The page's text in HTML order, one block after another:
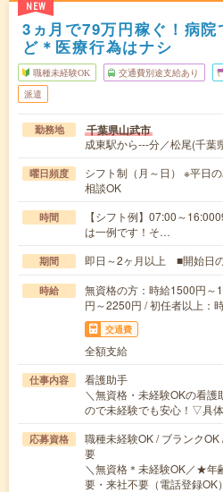
NEW
3ヵ月で79万円稼ぐ！病
ど＊医療行為はナシ
職種未経験OK 交通費別途支給あり
派遣
勤務地 千葉県山武市
成東駅から---分／松尾(千葉
曜日頻度
シフト制（月～日） ※平日
相談OK
時間
【シフト例】07:00～
は一例です！そ…
期間 即日～2ヶ月以上 ■開始日
時給
無資格の方：時給1500円～
円～2250円 / 初任者以上：
交通費
全額支給
仕事内容
看護助手
＼無資格・未経験OKの看
ので未経験でも安心！▽具
応募資格
職種未経験OK / ブランク
要
＼無資格＊未経験OK／★年
要・来社不要（電話登録